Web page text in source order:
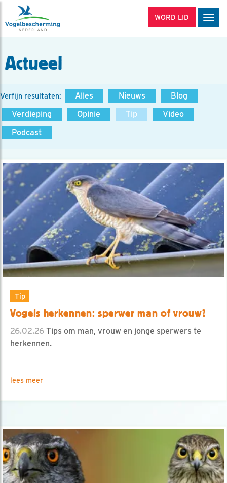
WORD LID
Actueel
Verfijn resultaten: Alles Nieuws
Blog
Verdieping
Opinie Tip
Video
Podcast
Tip
Vogels herkennen: sperwer man of vrouw?
26.02.26 Tips om man, vrouw en jonge sperwers te
herkennen.
lees meer